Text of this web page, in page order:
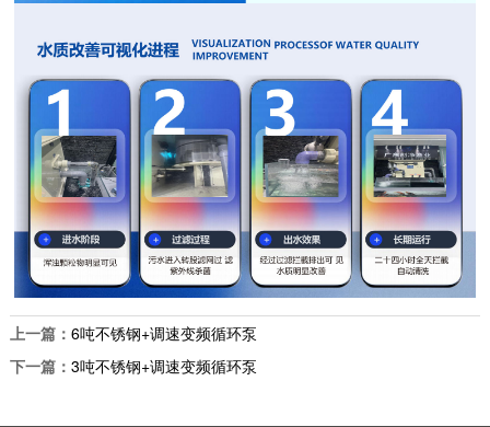
上一篇： 6吨不锈钢+调速变频循环泵
下一篇： 3吨不锈钢+调速变频循环泵